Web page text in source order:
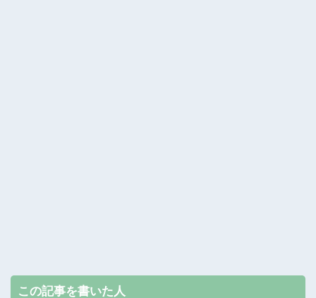
この記事を書いた人